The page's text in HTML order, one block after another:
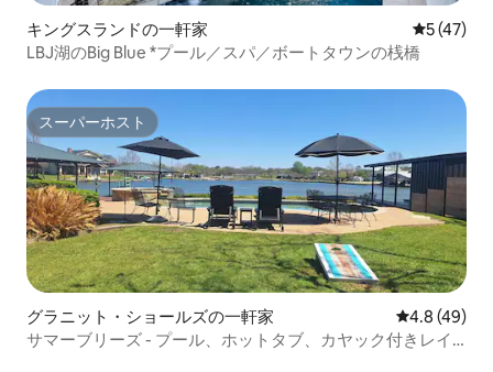
キングスランドの一軒家 レビュー
5 (47)
LBJ湖のBig Blue *プール／スパ／ボートタウンの桟橋
スーパーホスト
スーパーホスト
グラニット・ショールズの一軒家 レビュー49
4.8 (49)
サマーブリーズ - プール、ホットタブ、カヤック付きレイ